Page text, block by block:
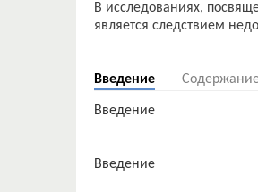
В исследованиях,
является следствием
Введение
Введение
Введение